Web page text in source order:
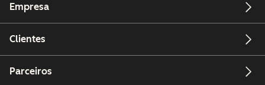
Empresa
Clientes
Parceiros